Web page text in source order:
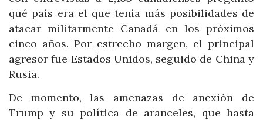
qué país era el que tenía más posibilidades de
atacar militarmente Canadá en los próximos
cinco años. Por estrecho margen, el principal
agresor fue Estados Unidos, seguido de China y
Rusia.
De momento, las amenazas de anexión de
Trump y su política de aranceles, que hasta